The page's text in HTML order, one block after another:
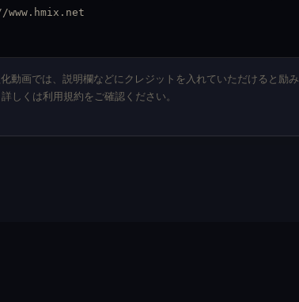
動画では、説明欄などにクレジットを入れていただけると励み
しくは利用規約をご確認ください。